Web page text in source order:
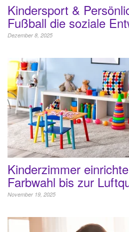
Kindersport &
Fußball die soziale
Dezember 8, 2025
Kinderzimmer
Farbwahl bis zur
November 19, 2025